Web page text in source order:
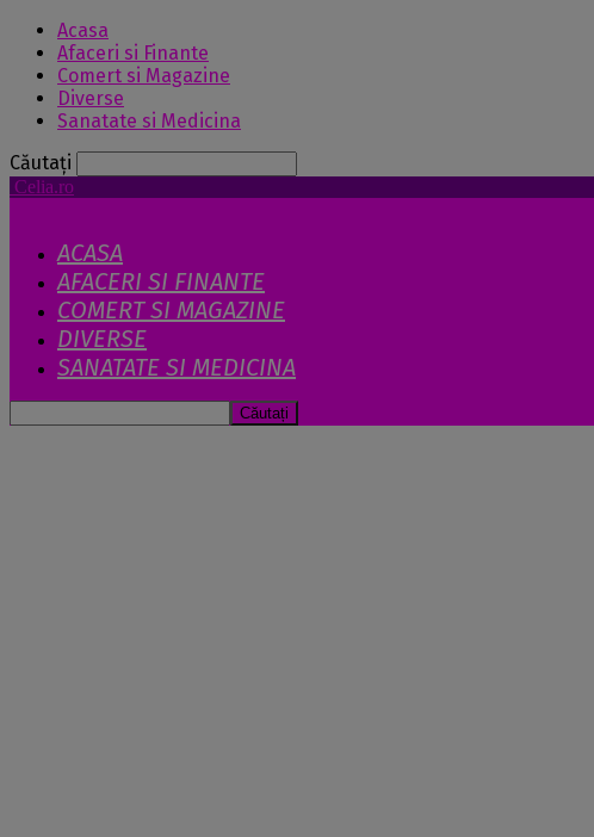
Acasa
Afaceri si Finante
Comert si Magazine
Diverse
Sanatate si Medicina
Căutați
Celia.ro
ACASA
AFACERI SI FINANTE
COMERT SI MAGAZINE
DIVERSE
SANATATE SI MEDICINA